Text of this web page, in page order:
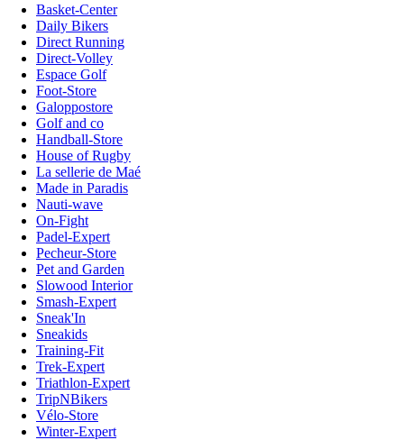
Basket-Center
Daily Bikers
Direct Running
Direct-Volley
Espace Golf
Foot-Store
Galoppostore
Golf and co
Handball-Store
House of Rugby
La sellerie de Maé
Made in Paradis
Nauti-wave
On-Fight
Padel-Expert
Pecheur-Store
Pet and Garden
Slowood Interior
Smash-Expert
Sneak'In
Sneakids
Training-Fit
Trek-Expert
Triathlon-Expert
TripNBikers
Vélo-Store
Winter-Expert